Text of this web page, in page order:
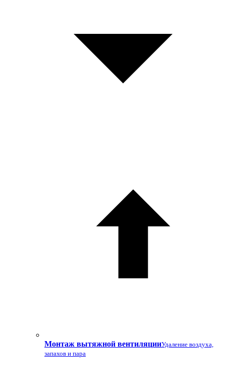
Монтаж вытяжной вентиляцииУдаление воздуха,
запахов и пара